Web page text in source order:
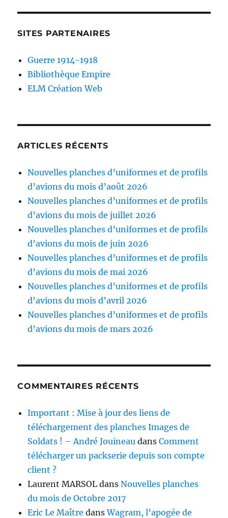
SITES PARTENAIRES
Guerre 1914-1918
Bibliothèque Empire
ELM Création Web
ARTICLES RÉCENTS
Nouvelles planches d’uniformes et de profils
d’avions du mois d’août 2026
Nouvelles planches d’uniformes et de profils
d’avions du mois de juillet 2026
Nouvelles planches d’uniformes et de profils
d’avions du mois de juin 2026
Nouvelles planches d’uniformes et de profils
d’avions du mois de mai 2026
Nouvelles planches d’uniformes et de profils
d’avions du mois d’avril 2026
Nouvelles planches d’uniformes et de profils
d’avions du mois de mars 2026
COMMENTAIRES RÉCENTS
Important : Mise à jour des liens de
téléchargement des planches Images de
Soldats ! – André Jouineau dansComment
télécharger un packserie depuis son compte
client ?
Laurent MARSOL dansNouvelles planches
du mois de Octobre 2017
Eric Le Maître dansWagram, l’apogée de